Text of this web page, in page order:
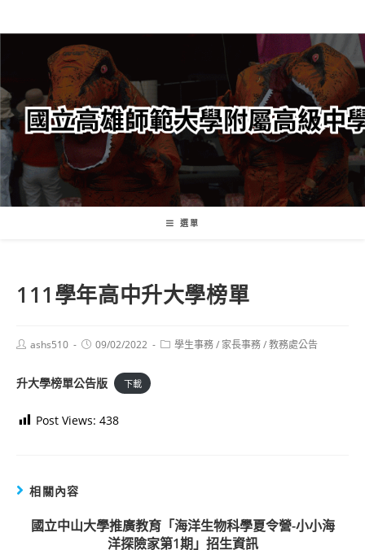
轉
要
內
容
選單
111學年高中升大學榜單
Postashs510
Post09/02/2022
Post學生事務/ 家長事務/教務處公告
升大學榜單公告版 下載
Post Views: 438
相關內容
國立中山大學推廣教育「海洋生物科學夏令營-小小海
洋探險家第1期」招生資訊